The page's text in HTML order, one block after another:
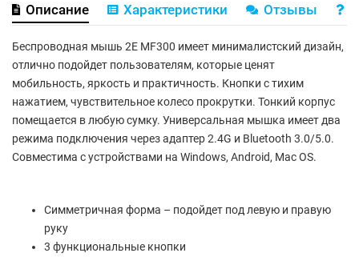
Описание Характеристики Отзывы
Беспроводная мышь 2E MF300 имеет минималистский дизайн,
отлично подойдет пользователям, которые ценят
мобильность, яркость и практичность. Кнопки с тихим
нажатием, чувствительное колесо прокрутки. Тонкий корпус
помещается в любую сумку. Универсальная мышка имеет два
режима подключения через адаптер 2.4G и Bluetooth 3.0/5.0.
Совместима с устройствами на Windows, Android, Mac OS.
Симметричная форма – подойдет под левую и правую
руку
3 функциональные кнопки